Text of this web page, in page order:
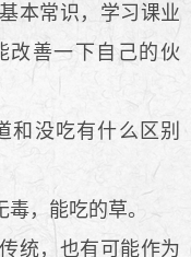
本常识，学习课业
改善一下自己的伙
没吃有什么区别
，能吃的草。
统，也有可能作为